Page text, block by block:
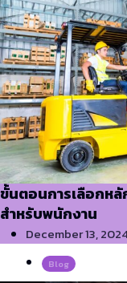
ขั้นตอนการเลือกห
สำหรับพนักงาน
December 13,
Blog